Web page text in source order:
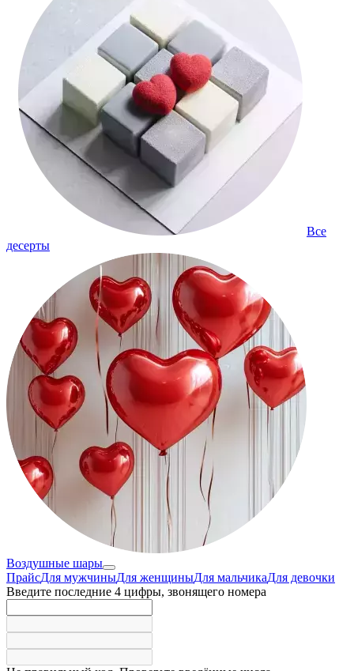
Все
десерты
Воздушные шары
ПрайсДля мужчиныДля женщиныДля мальчикаДля девочки
Введите последние 4 цифры, звонящего номера